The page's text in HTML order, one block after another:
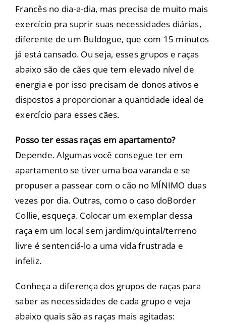
Francêsno dia-a-dia, mas precisa de muito mais
exercício pra suprir suas necessidades diárias,
diferente de um Buldogue, que com 15 minutos
já está cansado. Ou seja, esses grupos e raças
abaixo são de cães que tem elevado nível de
energia e por isso precisam de donos ativos e
dispostos a proporcionar a quantidade ideal de
exercício para esses cães.
Posso ter essas raças em apartamento?
Depende. Algumas você consegue ter em
apartamento se tiver uma boa varanda e se
propuser a passear com o cão no MÍNIMO duas
vezes por dia. Outras, como o caso doBorder
Collie, esqueça. Colocar um exemplar dessa
raça em um local sem jardim/quintal/terreno
livre é sentenciá-lo a uma vida frustrada e
infeliz.
Conheça a diferença dos grupos de raçaspara
saber as necessidades de cada grupo e veja
abaixo quais são as raças mais agitadas: